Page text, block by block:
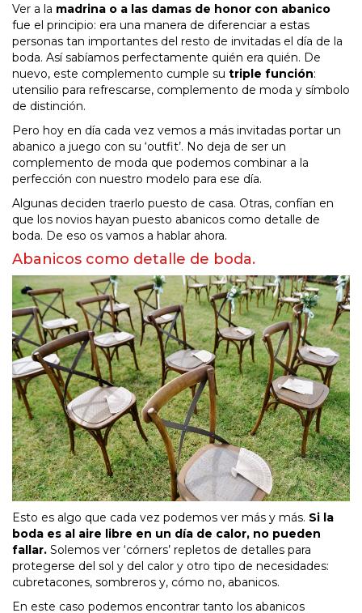
Ver a la madrina o a las damas de honor con abanico
fue el principio: era una manera de diferenciar a estas
personas tan importantes del resto de invitadas el día de la
boda. Así sabíamos perfectamente quién era quién. De
nuevo, este complemento cumple su triple función:
utensilio para refrescarse, complemento de moda y símbolo
de distinción.
Pero hoy en día cada vez vemos a más invitadas portar un
abanico a juego con su ‘outfit’. No deja de ser un
complemento de moda que podemos combinar a la
perfección con nuestro modelo para ese día.
Algunas deciden traerlo puesto de casa. Otras, confían en
que los novios hayan puesto abanicos como detalle de
boda. De eso os vamos a hablar ahora.
Abanicos como detalle de boda.
Esto es algo que cada vez podemos ver más y más. Si la
boda es al aire libre en un día de calor, no pueden
fallar. Solemos ver ‘córners’ repletos de detalles para
protegerse del sol y del calor y otro tipo de necesidades:
cubretacones, sombreros y, cómo no, abanicos.
En este caso podemos encontrar tanto los abanicos